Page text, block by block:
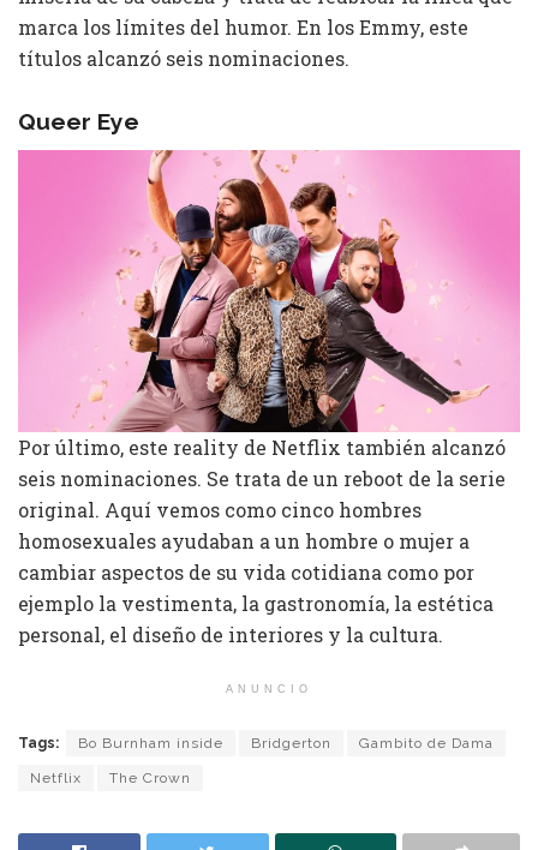
marca los límites del humor. En los Emmy, este
títulos alcanzó seis nominaciones.
Queer Eye
Por último, este reality de Netflix también alcanzó
seis nominaciones. Se trata de un reboot de la serie
original. Aquí vemos como cinco hombres
homosexuales ayudaban a un hombre o mujer a
cambiar aspectos de su vida cotidiana como por
ejemplo la vestimenta, la gastronomía, la estética
personal, el diseño de interiores y la cultura.
ANUNCIO
Tags: Bo Burnham inside Bridgerton Gambito de Dama
Netflix The Crown